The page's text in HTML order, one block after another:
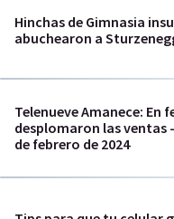
Hinchas de Gimnasia
abuchearon a
Telenueve Amanece: En
desplomaron las ventas
de febrero de 2024